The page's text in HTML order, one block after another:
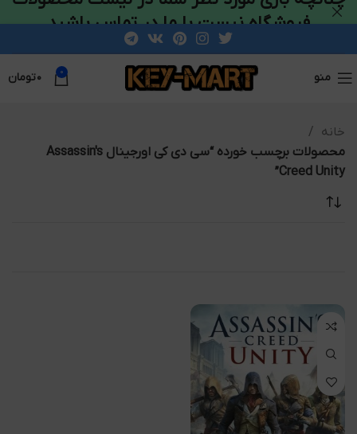
منو 0 ۰تومان
خانه
محصولات برچسب خورده “سی دی کی اورجینال Assassin's
Creed Unity”
فروشگاه نیست با ما در تماس باشید